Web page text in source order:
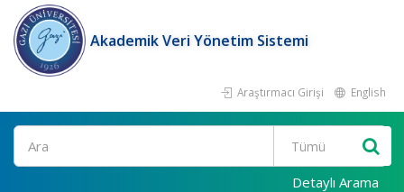
Akademik Veri Yönetim Sistemi
Araştırmacı Girişi English
Ara
Detaylı Arama